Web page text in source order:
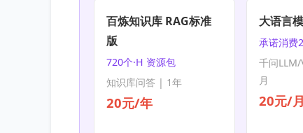
百炼知识库 RAG标准
版
720个·H 资源包
知识库问答 | 1年
20元/年
大语言
承诺消费
千问
月
20元/月